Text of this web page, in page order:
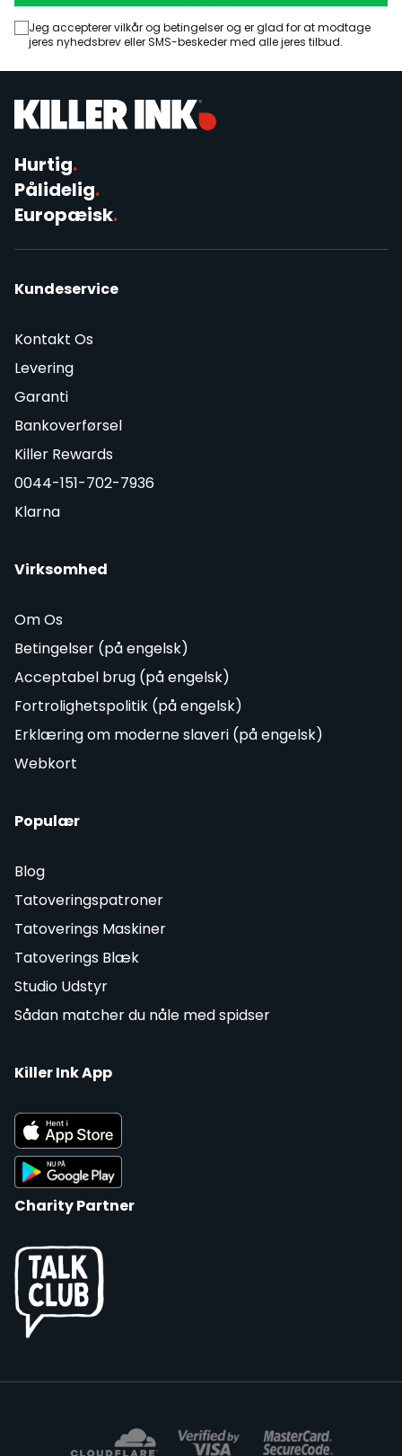
Jeg accepterer vilkår og betingelser og er glad for at modtage
jeres nyhedsbrev eller SMS-beskeder med alle jeres tilbud.
Hurtig.
Pålidelig.
Europæisk.
Kundeservice
Kontakt Os
Levering
Garanti
Bankoverførsel
Killer Rewards
0044-151-702-7936
Klarna
Virksomhed
Om Os
Betingelser (på engelsk)
Acceptabel brug (på engelsk)
Fortrolighetspolitik (på engelsk)
Erklæring om moderne slaveri (på engelsk)
Webkort
Populær
Blog
Tatoveringspatroner
Tatoverings Maskiner
Tatoverings Blæk
Studio Udstyr
Sådan matcher du nåle med spidser
Killer Ink App
Charity Partner